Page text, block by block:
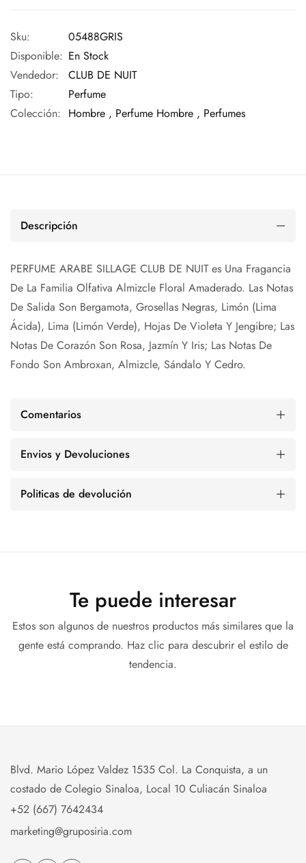
Sku:
05488GRIS
Disponible: En Stock
Vendedor:
CLUB DE NUIT
Tipo:
Perfume
Colección: Hombre , Perfume Hombre , Perfumes
Descripción
PERFUME ARABE SILLAGE CLUB DE NUIT es Una Fragancia
De La Familia Olfativa Almizcle Floral Amaderado. Las Notas
De Salida Son Bergamota, Grosellas Negras, Limón (Lima
Ácida), Lima (Limón Verde), Hojas De Violeta Y Jengibre; Las
Notas De Corazón Son Rosa, Jazmín Y Iris; Las Notas De
Fondo Son Ambroxan, Almizcle, Sándalo Y Cedro.
Comentarios
Envios y Devoluciones
Politicas de devolución
Te puede interesar
Estos son algunos de nuestros productos más similares que la
gente está comprando. Haz clic para descubrir el estilo de
tendencia.
Blvd. Mario López Valdez 1535 Col. La Conquista, a un
costado de Colegio Sinaloa, Local 10 Culiacán Sinaloa
+52 (667) 7642434
marketing@gruposiria.com